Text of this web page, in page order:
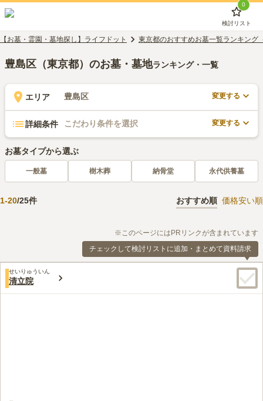
0
検討リスト
【お墓・霊園・墓地探し】ライフドット 東京都のおすすめお墓一覧ランキング
豊島区（東京都）のお墓・墓地ランキング・一覧
エリア 豊島区 変更する
詳細条件 こだわり条件を選択 変更する
お墓タイプから選ぶ
一般墓 樹木葬 納骨堂 永代供養墓
1-20/25件 おすすめ順 価格安い順
※このページにはPRリンクが含まれています
チェックして検討リストに追加・まとめて資料請求
せいりゅういん
清立院